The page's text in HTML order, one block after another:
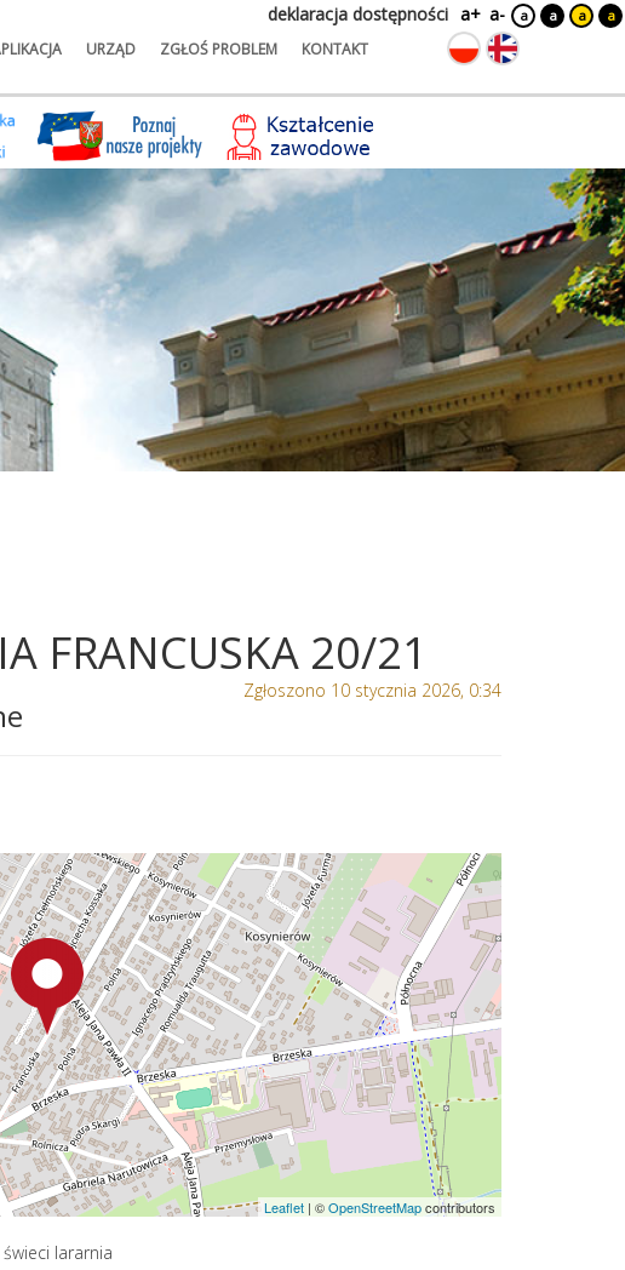
URZĄD ZGŁOŚ PROBLEM KONTAKT
deklaracja dostępności a+ a- a a a a
FRANCUSKA 20/21
Zgłoszono 10 stycznia 2026, 0:34
Leaflet | ©OpenStreetMapcontributors
lararnia